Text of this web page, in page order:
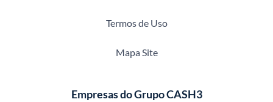
Termos de Uso
Mapa Site
Empresas do Grupo CASH3